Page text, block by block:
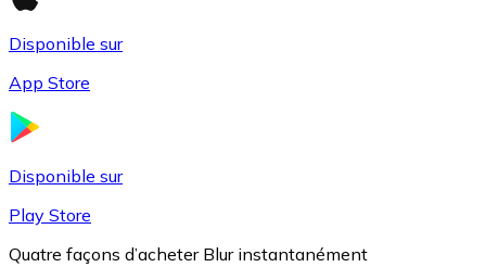
Disponible sur
App Store
Disponible sur
Play Store
Quatre façons d’acheter Blur instantanément